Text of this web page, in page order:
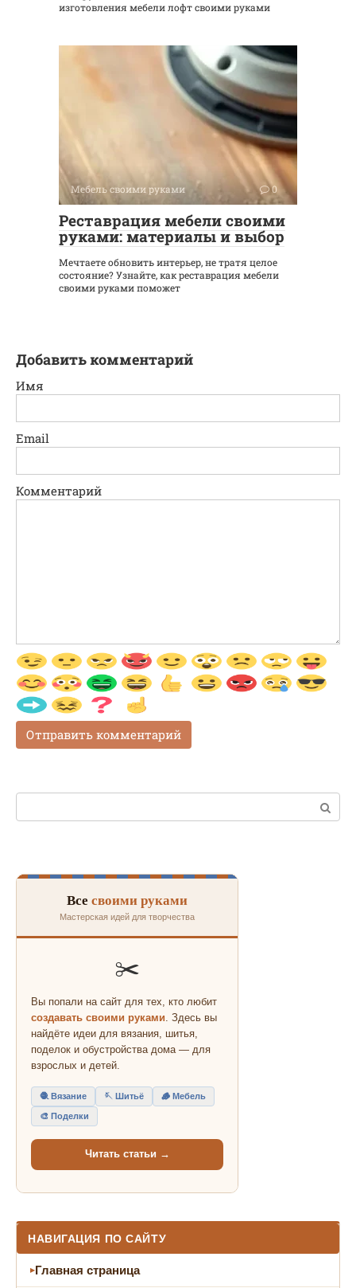
изготовления мебели лофт своими руками
Мебель своими руками 0
Реставрация мебели своими
руками: материалы и выбор
Мечтаете обновить интерьер, не тратя целое
состояние? Узнайте, как реставрация мебели
своими руками поможет
Добавить комментарий
Имя
Email
Комментарий
Поиск:
Все своими руками
Мастерская идей для творчества
✂️
Вы попали на сайт для тех, кто любит
создавать своими руками. Здесь вы
найдёте идеи для вязания, шитья,
поделок и обустройства дома — для
взрослых и детей.
🧶 Вязание 🪡 Шитьё 🪵 Мебель
🎨 Поделки
Читать статьи →
НАВИГАЦИЯ ПО САЙТУ
Главная страница